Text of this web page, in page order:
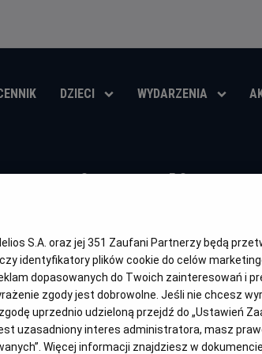
DZIECI WYDARZENIA
Koniec ulicy
S.A. oraz jej 351 Zaufani Partnerzy będą
identyfikatory plików cookie do celów
dopasowanych do Twoich zainteresowań i
zgody jest dobrowolne. Jeśli nie chcesz
uprzednio udzieloną przejdź do „Ustawień
uzasadniony interes administratora, masz
Więcej informacji znajdziesz w dokumencie